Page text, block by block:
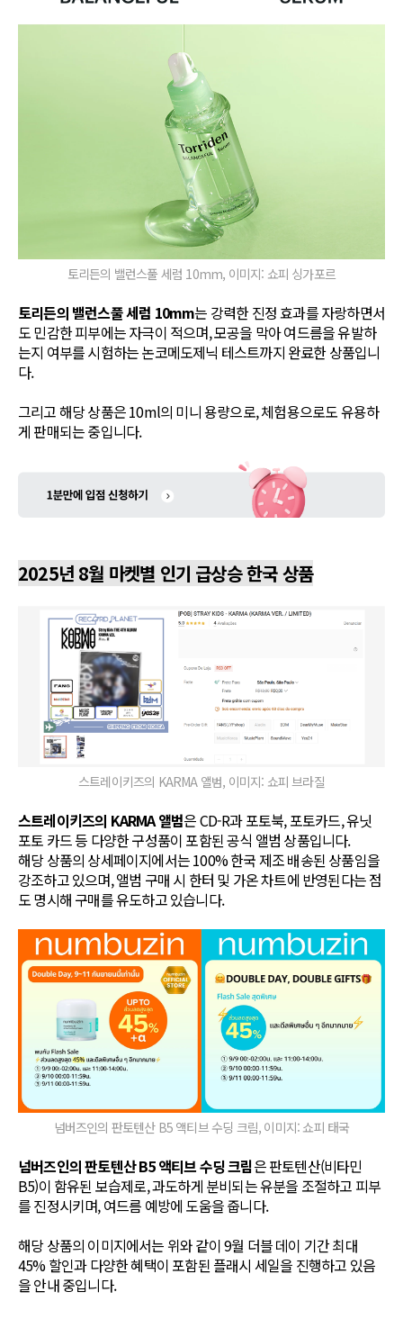
토리든의 밸런스풀 세럼 10mm, 이미지: 쇼피 싱가포르
토리든의 밸런스풀 세럼 10mm는 강력한 진정 효과를 자랑하면서
도 민감한 피부에는 자극이 적으며, 모공을 막아 여드름을 유발하
는지 여부를 시험하는 논코메도제닉 테스트까지 완료한 상품입니
다.
그리고 해당 상품은 10ml의 미니 용량으로, 체험용으로도 유용하
게 판매되는 중입니다.
2025년 8월 마켓별 인기 급상승 한국 상품
스트레이키즈의 KARMA 앨범, 이미지: 쇼피 브라질
스트레이키즈의 KARMA 앨범은 CD-R과 포토북, 포토카드, 유닛
포토 카드 등 다양한 구성품이 포함된 공식 앨범 상품입니다.
해당 상품의 상세페이지에서는 100% 한국 제조 배송된 상품임을
강조하고 있으며, 앨범 구매 시 한터 및 가온 차트에 반영된다는 점
도 명시해 구매를 유도하고 있습니다.
넘버즈인의 판토텐산 B5 액티브 수딩 크림, 이미지: 쇼피 태국
넘버즈인의 판토텐산 B5 액티브 수딩 크림은 판토텐산(비타민
B5)이 함유된 보습제로, 과도하게 분비되는 유분을 조절하고 피부
를 진정시키며, 여드름 예방에 도움을 줍니다.
해당 상품의 이미지에서는 위와 같이 9월 더블 데이 기간 최대
45% 할인과 다양한 혜택이 포함된 플래시 세일을 진행하고 있음
을 안내 중입니다.